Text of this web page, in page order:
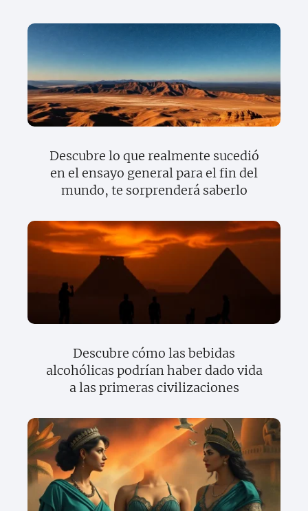
Descubre lo que realmente sucedió
en el ensayo general para el fin del
mundo, te sorprenderá saberlo
Descubre cómo las bebidas
alcohólicas podrían haber dado vida
a las primeras civilizaciones